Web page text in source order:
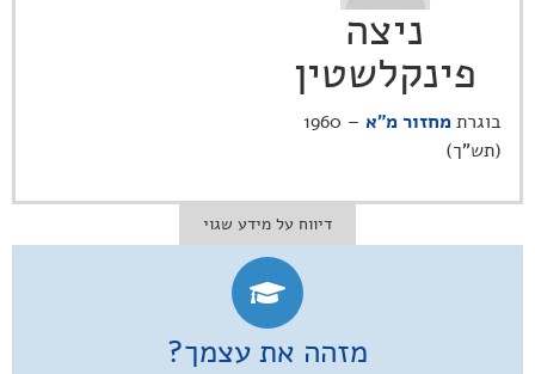
ניצה
פינקלשטין
בוגרתמחזור מ"א
– 1960
(תש"ך)
דיווח על מידע שגוי
מזהה את עצמך?